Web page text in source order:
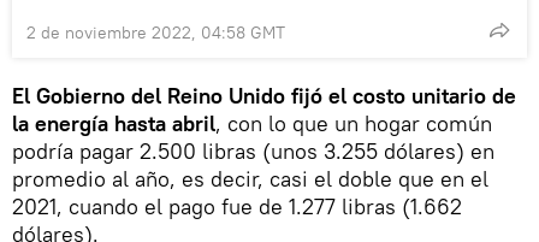
2 de noviembre 2022, 04:58 GMT
El Gobierno del Reino Unido fijó el costo unitario de
la energía hasta abril, con lo que un hogar común
podría pagar 2.500 libras (unos 3.255 dólares) en
promedio al año, es decir, casi el doble que en el
2021, cuando el pago fue de 1.277 libras (1.662
dólares).